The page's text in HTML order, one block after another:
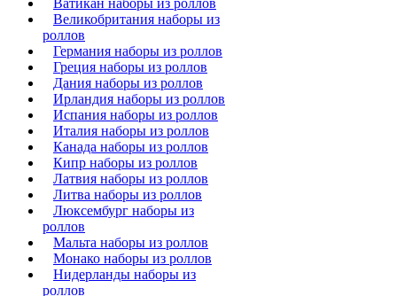
Ватикан наборы из роллов
Великобритания наборы из
роллов
Германия наборы из роллов
Греция наборы из роллов
Дания наборы из роллов
Ирландия наборы из роллов
Испания наборы из роллов
Италия наборы из роллов
Канада наборы из роллов
Кипр наборы из роллов
Латвия наборы из роллов
Литва наборы из роллов
Люксембург наборы из
роллов
Мальта наборы из роллов
Монако наборы из роллов
Нидерланды наборы из
роллов